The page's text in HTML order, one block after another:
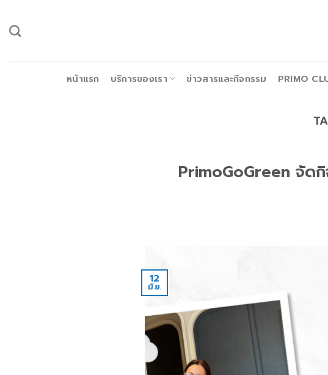
ยัง
หน้าแรก บริการของเรา ข่าวสารและกิจกรรม PRIMO
PrimoGoGreen จัด
12
มิ.ย.